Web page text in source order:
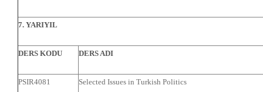
7. YARIYIL
DERS KODU DERS ADI
PSIR4081 Selected Issues in Turkish Politics